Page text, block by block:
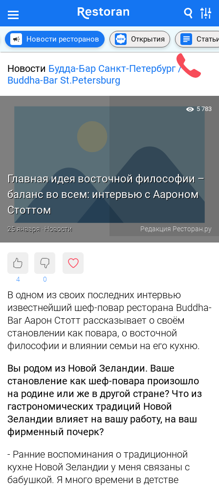
Новости ресторанов Открытия
Новости Будда-Бар Санкт-Петербург /
Buddha-Bar St.Petersburg
Главная идея восточной философии –
баланс во всем: интервью с Аароном
Стоттом
25 января · Новости Редакция Ресторан.ру
5 783
4 0
В одном из своих последних интервью
известнейший шеф-повар ресторана Buddha-
Bar Аарон Стотт рассказывает о своём
становлении как повара, о восточной
философии и влиянии семьи на его кухню.
Вы родом из Новой Зеландии. Ваше
становление как шеф-повара произошло
на родине или же в другой стране? Что из
гастрономических традиций Новой
Зеландии влияет на вашу работу, на ваш
фирменный почерк?
- Ранние воспоминания о традиционной
кухне Новой Зеландии у меня связаны с
бабушкой. Я много времени в детстве